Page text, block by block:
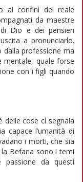
ai confini del reale
da maestre
Dio e dei pensieri
a pronunciarlo.
dalla professione ma
mentale, quale forse
con i figli quando
delle cose ci segnala
capace l’umanità di
i morti, che sia
Befana sono i temi
passione da questi